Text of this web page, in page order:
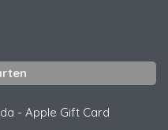
- Apple Gift Card